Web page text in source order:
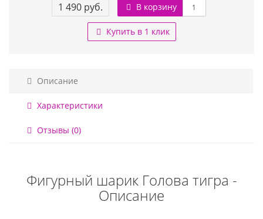
1 490 руб. В корзину
Купить в 1 клик
Описание
Характеристики
Отзывы (0)
Фигурный шарик Голова тигра -
Описание